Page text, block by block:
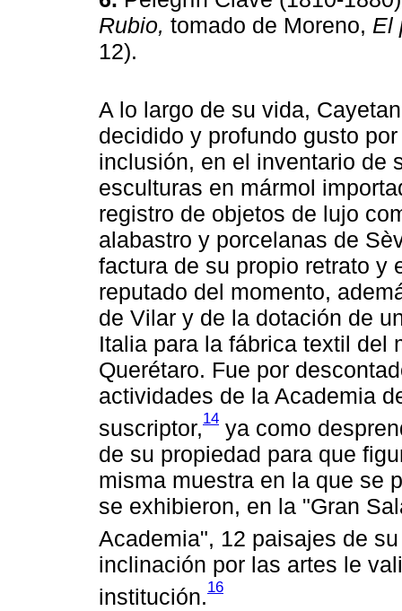
Rubio, tomado de Moreno, El
12).
A lo largo de su vida,
decidido y profundo gusto
inclusión, en el inventario de
esculturas en mármol
registro de objetos de lujo
alabastro y porcelanas de
factura de su propio retrato y
reputado del momento,
de Vilar y de la dotación de
Italia para la fábrica textil del
Querétaro. Fue por
actividades de la Academia
suscriptor,14 ya como
de su propiedad para que
misma muestra en la que se
se exhibieron, en la "Gran
Academia", 12 paisajes de
inclinación por las artes le
institución.16